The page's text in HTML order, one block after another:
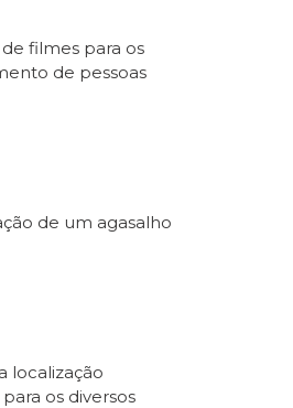
filmes para os
de pessoas
de um agasalho
localização
os diversos